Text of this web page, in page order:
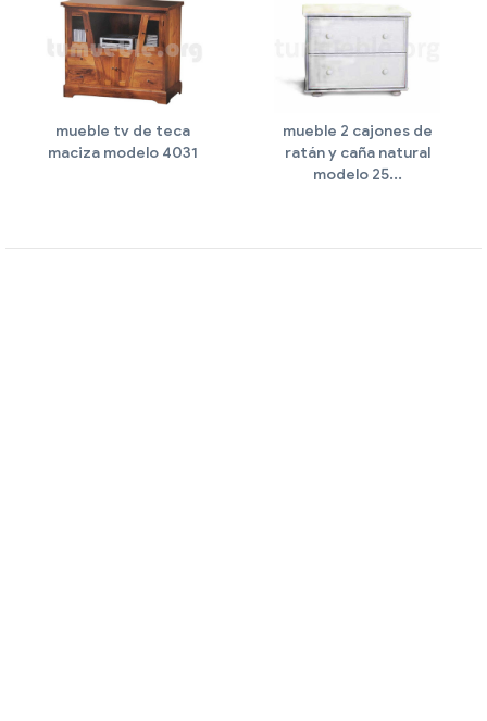
mueble tv de teca
maciza modelo 4031
mueble 2 cajones de
ratán y caña natural
modelo 25...